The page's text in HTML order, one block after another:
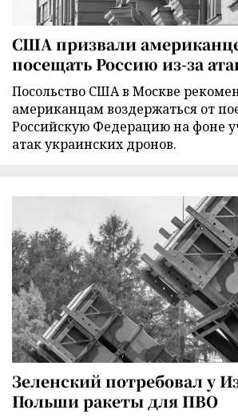
США призвали
посещать Россию из-за
Посольство США в Москве
американцам воздержаться от
Российскую Федерацию на фоне
атак украинских дронов.
Зеленский потребовал у
Польши ракеты для ПВО